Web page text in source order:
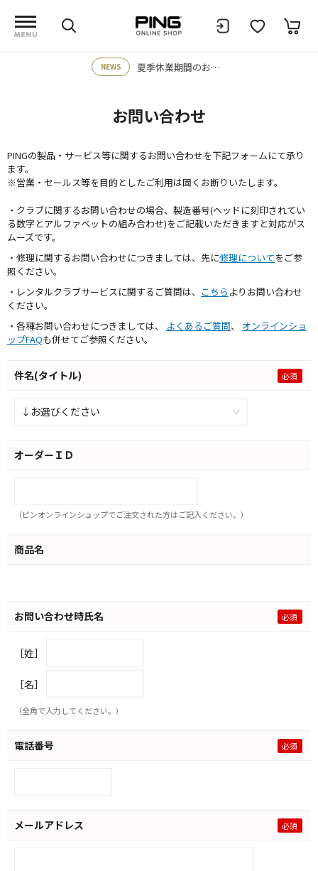
NEWS 夏季休業期間のお知らせ
お問い合わせ
PINGの製品・サービス等に関するお問い合わせを下記フォームにて承り
ます。
※営業・セールス等を目的としたご利用は固くお断りいたします。
・クラブに関するお問い合わせの場合、製造番号(ヘッドに刻印されてい
る数字とアルファベットの組み合わせ)をご記載いただきますと対応がス
ムーズです。
・修理に関するお問い合わせにつきましては、先に修理についてをご参
照ください。
・レンタルクラブサービスに関するご質問は、 こちら よりお問い合わせ
ください。
・各種お問い合わせにつきましては、
よくあるご質問、 オンラインショ
ップFAQも併せてご参照ください。
件名(タイトル)
オーダーＩＤ
（ピンオンラインショップでご注文された方はご記入ください。）
商品名
お問い合わせ時氏名
［姓］
［名］
（全角で入力してください。）
電話番号
メールアドレス